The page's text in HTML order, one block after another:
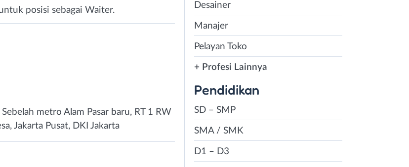
posisi sebagai Waiter.
metro Alam Pasar baru, RT 1 RW
Jakarta Pusat, DKI Jakarta
Desainer
Manajer
Pelayan Toko
+ Profesi Lainnya
Pendidikan
SD – SMP
SMA / SMK
D1 – D3